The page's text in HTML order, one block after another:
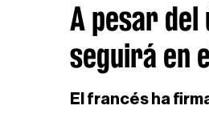
A pesar del
seguirá en
El francés ha